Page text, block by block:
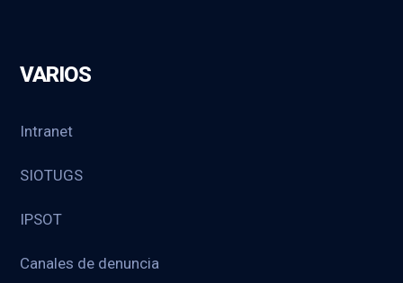
VARIOS
Intranet
SIOTUGS
IPSOT
Canales de denuncia